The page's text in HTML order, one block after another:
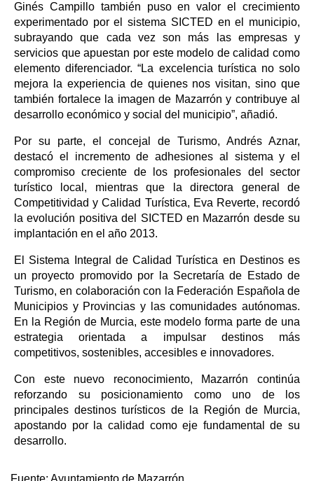
Ginés Campillo también puso en valor el crecimiento
experimentado por el sistema SICTED en el municipio,
subrayando que cada vez son más las empresas y
servicios que apuestan por este modelo de calidad como
elemento diferenciador. “La excelencia turística no solo
mejora la experiencia de quienes nos visitan, sino que
también fortalece la imagen de Mazarrón y contribuye al
desarrollo económico y social del municipio”, añadió.
Por su parte, el concejal de Turismo, Andrés Aznar,
destacó el incremento de adhesiones al sistema y el
compromiso creciente de los profesionales del sector
turístico local, mientras que la directora general de
Competitividad y Calidad Turística, Eva Reverte, recordó
la evolución positiva del SICTED en Mazarrón desde su
implantación en el año 2013.
El Sistema Integral de Calidad Turística en Destinos es
un proyecto promovido por la Secretaría de Estado de
Turismo, en colaboración con la Federación Española de
Municipios y Provincias y las comunidades autónomas.
En la Región de Murcia, este modelo forma parte de una
estrategia orientada a impulsar destinos más
competitivos, sostenibles, accesibles e innovadores.
Con este nuevo reconocimiento, Mazarrón continúa
reforzando su posicionamiento como uno de los
principales destinos turísticos de la Región de Murcia,
apostando por la calidad como eje fundamental de su
desarrollo.